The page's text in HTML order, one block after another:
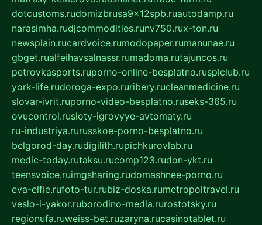
dotcustoms.rudomizbrusa9x12spb.ruautodamp.ru
narasimha.rudjcommodities.runv750.rux-ton.ru
newsplain.rucardvoice.rumodopaper.rumanunae.ru
gbget.rualfeihavsalnassr.rumadoma.rutajuncos.ru
petrovkasports.ruporno-online-besplatno.rusplclub.ru
york-life.rudoroga-expo.ruribery.rucleanmedicine.ru
slovar-ivrit.ruporno-video-besplatno.ruseks-365.ru
ovucontrol.rusloty-igrovyye-avtomaty.ru
ru-industriya.rurusskoe-porno-besplatno.ru
belgorod-day.rudigilith.rupichkurovlab.ru
medic-today.rutaksu.rucomp123.rudon-ykt.ru
teensvoice.ruimgsharing.rudomashnee-porno.ru
eva-elfie.rufoto-tur.rubiz-doska.rumetropoltravel.ru
veslo-i-yakor.ruborodino-media.rurostotsky.ru
regionufa.ruweiss-bet.ruzaryna.rucasinotablet.ru